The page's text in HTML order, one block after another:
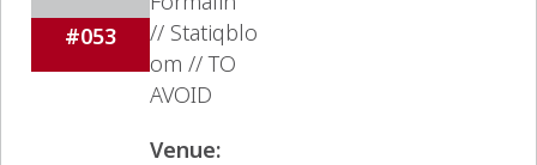
#053
// Statiqblo
om // TO
AVOID
Venue: